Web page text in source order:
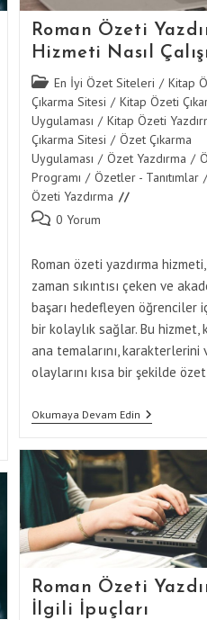
Roman Özeti
Hizmeti Nasıl
Post
category:
En İyi Özet Siteleri / Kitap
Çıkarma Sitesi / Kitap Özeti
Uygulaması / Kitap Özeti
Çıkarma Sitesi / Özet Çıkarma
Uygulaması / Özet Yazdırma /
Programı / Özetler - Tanıtımlar /
Özeti Yazdırma
Post 0 Yorum
Roman özeti yazdırma
zaman sıkıntısı çeken ve
başarı hedefleyen öğrenciler
bir kolaylık sağlar. Bu hizmet,
ana temalarını, karakterlerini
olaylarını kısa bir şekilde
Okumaya Devam EdinRoman
Hizmeti
Nasıl
Çalışır?
Roman Özeti
İlgili İpuçları